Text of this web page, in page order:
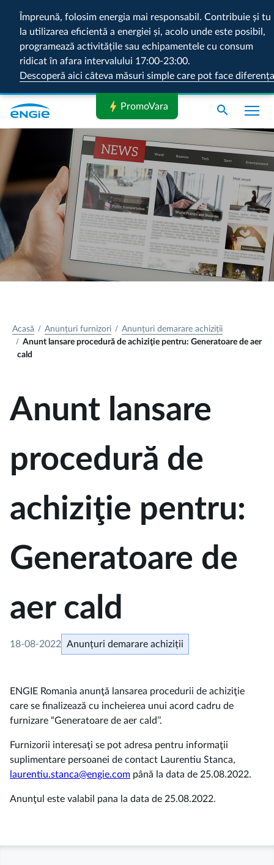
Împreună, folosim energia mai responsabil. Contribuie și tu
la utilizarea eficientă a energiei și, acolo unde este posibil,
programează activitățile sau echipamentele cu consum
ridicat în afara intervalului 17:00-23:00.
Descoperă aici câteva măsuri simple care pot face diferența
search
Acasă Anunțuri furnizori
Anunțuri demarare achiziții
Anunt lansare procedură de achiziţie pentru: Generatoare de aer
cald
Anunt lansare
procedură de
achiziţie pentru:
Generatoare de
aer cald
18-08-2022 Anunțuri demarare achiziții
ENGIE Romania anunţă lansarea procedurii de achiziţie
care se finalizează cu incheierea unui acord cadru de
furnizare “Generatoare de aer cald’’.
Furnizorii interesaţi se pot adresa pentru informaţii
suplimentare persoanei de contact Laurentiu Stanca,
laurentiu.stanca@engie.com până la data de 25.08.2022.
Anunţul este valabil pana la data de 25.08.2022.
bolt PromoVara